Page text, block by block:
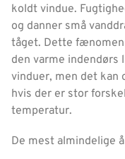
koldt vindue.
og danner små
tåget. Dette
den varme
vinduer, men det kan
hvis der er stor
temperatur.
De mest almindelige